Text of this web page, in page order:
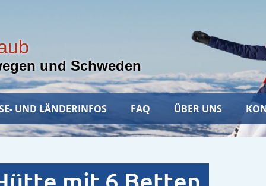
und Schweden
UND LÄNDERINFOS FAQ ÜBER UNS